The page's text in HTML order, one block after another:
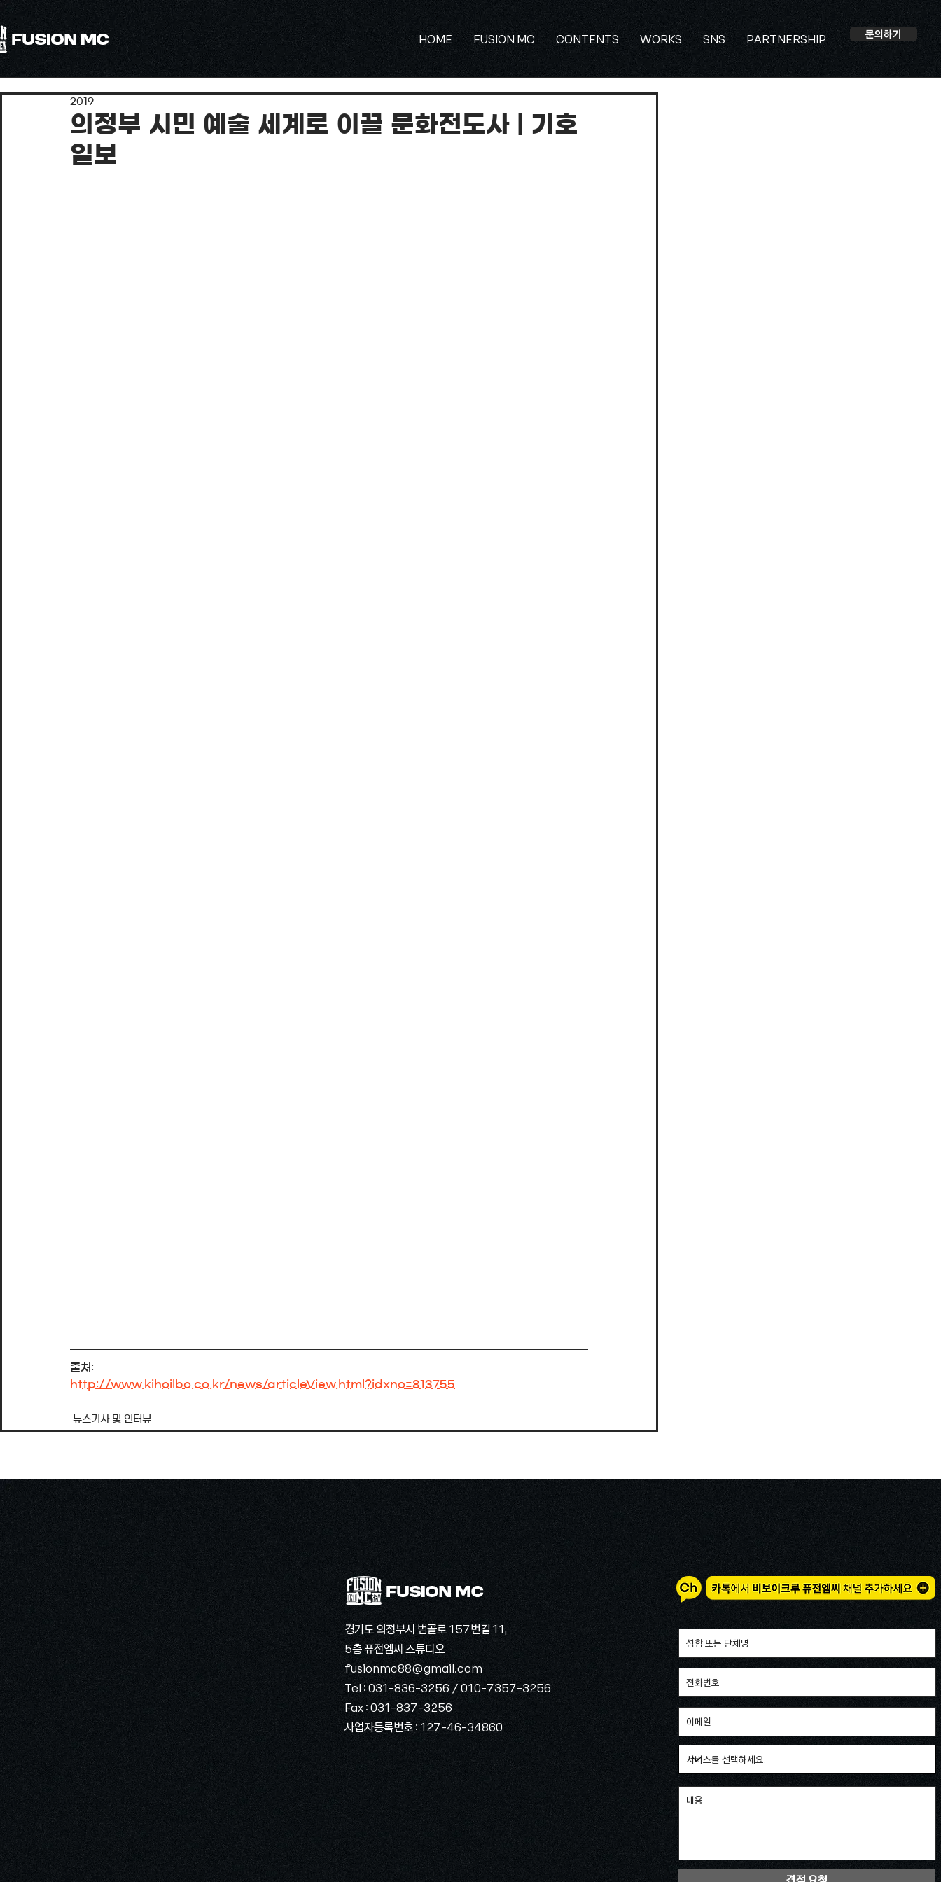
HOME FUSION MC CONTENTS WORKS SNS PARTNERSHIP 문의하기
All 최근소식 국제 수상경력 해외 문화교류 활동/공연 촬영 및 영상제작 행사기획 및 주관 뉴스기사 및 인터뷰
미디어콘텐츠
의정부 시민 예술 세계로 이끌 문화전도사 | 기호
일보
2019
출처:
http://www.kihoilbo.co.kr/news/articleView.html?idxno=813755
뉴스기사 및 인터뷰
경기도 의정부시 범골로 157번길 11,
5층 퓨전엠씨 스튜디오
fusionmc88@gmail.com
Tel : 031-836-3256 / 010-7357-3256
Fax : 031-837-3256
​사업자등록번호 : 127-46-34860